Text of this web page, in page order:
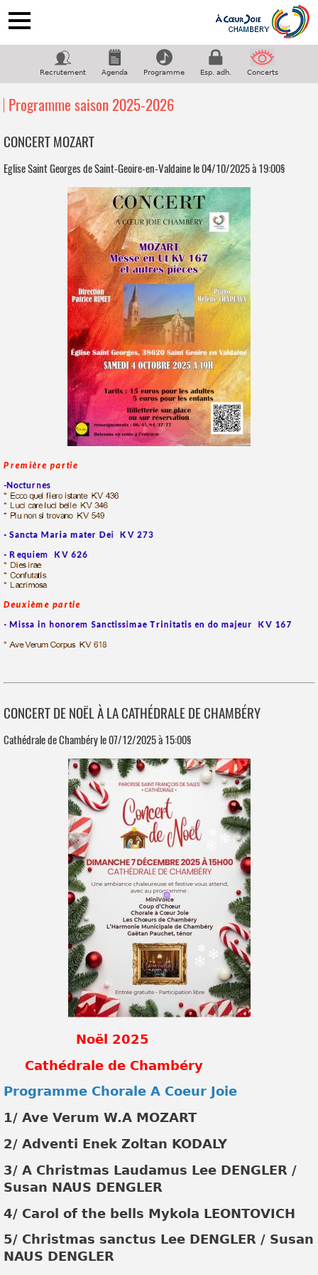
ACCUEIL
NOTRE CHORALE
COUPS DE COEUR
Recrutement Agenda Programme Esp. adh. Concerts
Programme saison 2025-2026
CONCERT MOZART
Eglise Saint Georges de Saint-Geoire-en-Valdaine le 04/10/2025 à 19:00§
CONCERT DE NOËL À LA CATHÉDRALE DE CHAMBÉRY
Cathédrale de Chambéry le 07/12/2025 à 15:00§
Noël 2025
Cathédrale de Chambéry
Programme Chorale A Coeur Joie
1/ Ave Verum W.A MOZART
2/ Adventi Enek Zoltan KODALY
3/ A Christmas Laudamus Lee DENGLER /
Susan NAUS DENGLER
4/ Carol of the bells Mykola LEONTOVICH
5/ Christmas sanctus Lee DENGLER / Susan
NAUS DENGLER